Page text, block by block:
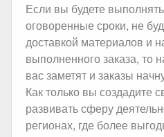
Если вы будете
оговоренные сроки, не
доставкой материалов и
выполненного заказа, то
вас заметят и заказы
Как только вы
развивать сферу
регионах, где более